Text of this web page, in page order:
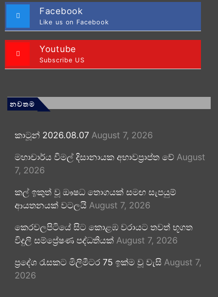
Facebook
Like us on Facebook
Youtube
Subscribe US
නවතම
කාටූන් 2026.08.07 August 7, 2026
මහාචාර්ය විමල් දිසානායක අභාවප්‍රාප්ත වේ August
7, 2026
කල් ඉකුත් වූ ඖෂධ තොගයක් සමඟ සැපයුම්
ආයතනයක් වටලයි August 7, 2026
කෙරවලපිටියේ සිට කොළඹ වරායට තවත් භූගත
විදුලි සම්ප්‍රේෂණ පද්ධතියක් August 7, 2026
ප්‍රදේශ රැසකට මිලිමීටර 75 ඉක්ම වූ වැසි August 7,
2026